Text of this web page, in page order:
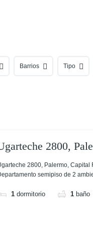
Barrios Tipo
2800,
2800, Palermo, Capital
semipiso de 2
1 dormitorio 1 baño